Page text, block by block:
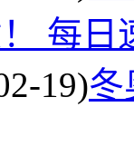
每日
19)冬